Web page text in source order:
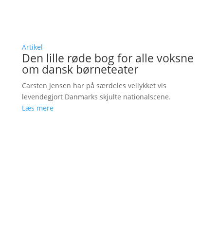
Artikel
Den lille røde bog for alle voksne
om dansk børneteater
Carsten Jensen har på særdeles vellykket vis
levendegjort Danmarks skjulte nationalscene.
Læs mere